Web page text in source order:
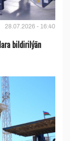
28.07.2026 - 16:40
bildirilýän